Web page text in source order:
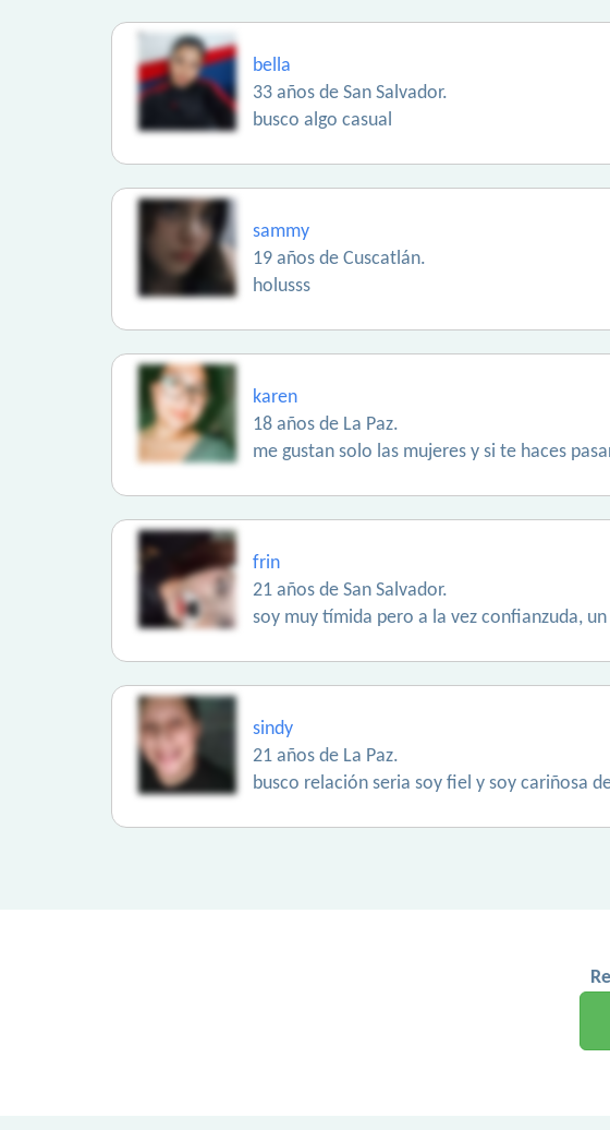
bella
33 años de San Salvador.
busco algo casual
sammy
19 años de Cuscatlán.
holusss
karen
18 años de La Paz.
me gustan solo las mujeres y si te haces
frin
21 años de San Salvador.
soy muy tímida pero a la vez confianzuda,
sindy
21 años de La Paz.
busco relación seria soy fiel y soy cariñosa